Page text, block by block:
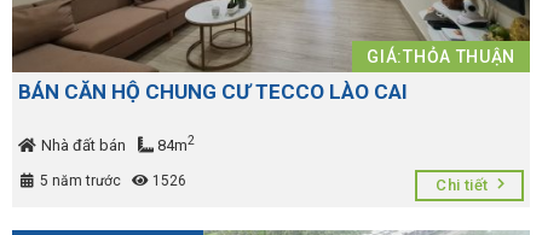
GIÁ:THỎA THUẬN
BÁN CĂN HỘ CHUNG CƯ TECCO LÀO CAI
Nhà đất bán 84m2
5 năm trước 1526 Chi tiết